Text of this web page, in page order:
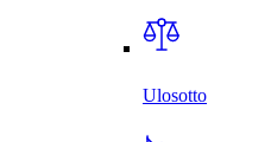
Ulosotto